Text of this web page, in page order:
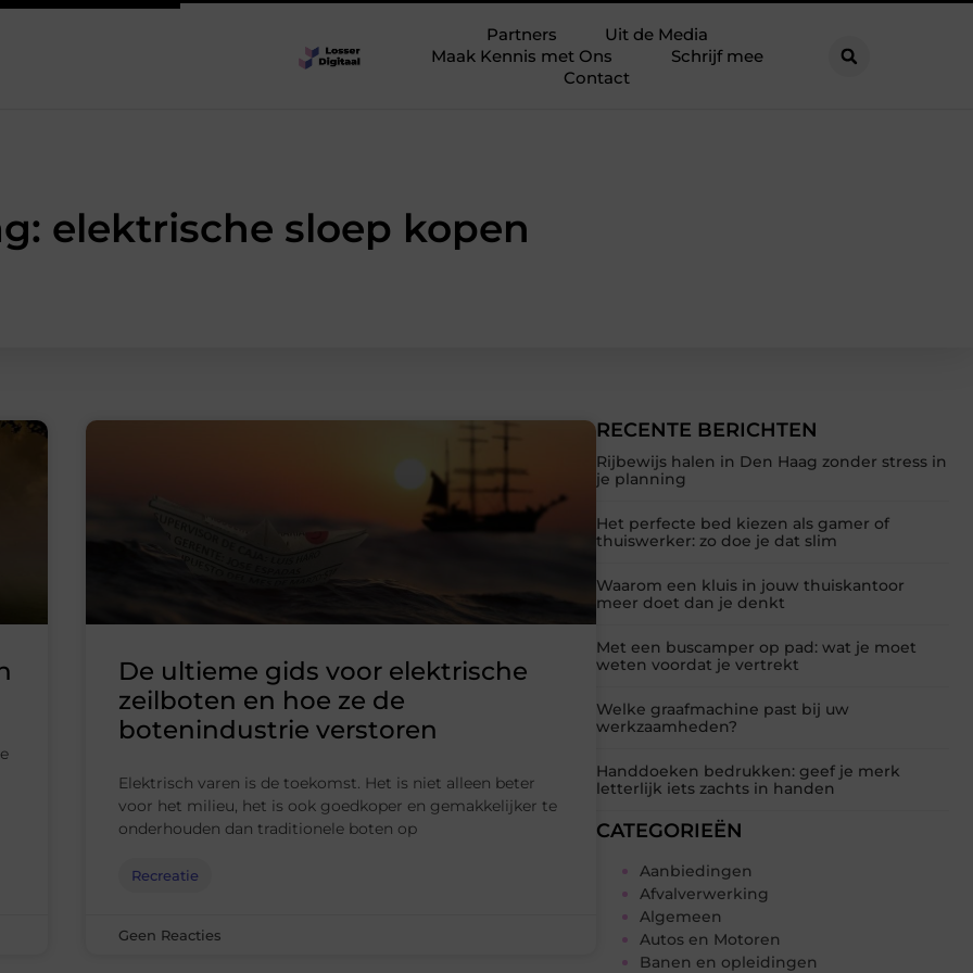
Partners
Uit de Media
Maak Kennis met Ons
Schrijf mee
Contact
elektrische sloep kopen
RECENTE BERICHTEN
Rijbewijs halen in Den Haag zonder stress in
je planning
Het perfecte bed kiezen als gamer of
thuiswerker: zo doe je dat slim
Waarom een kluis in jouw thuiskantoor
meer doet dan je denkt
Met een buscamper op pad: wat je moet
weten voordat je vertrekt
Welke graafmachine past bij uw
werkzaamheden?
Handdoeken bedrukken: geef je merk
letterlijk iets zachts in handen
CATEGORIEËN
Aanbiedingen
Afvalverwerking
Algemeen
Autos en Motoren
Banen en opleidingen
De ultieme gids voor elektrische
zeilboten en hoe ze de
botenindustrie verstoren
Elektrisch varen is de toekomst. Het is niet alleen beter
voor het milieu, het is ook goedkoper en gemakkelijker te
onderhouden dan traditionele boten op
Recreatie
Geen Reacties